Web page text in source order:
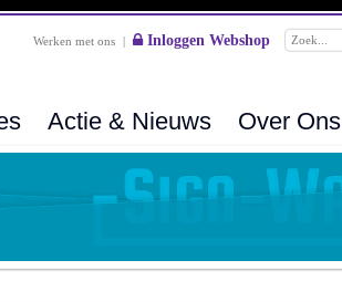
Werken met ons | Inloggen Webshop
Actie & Nieuws Over Ons